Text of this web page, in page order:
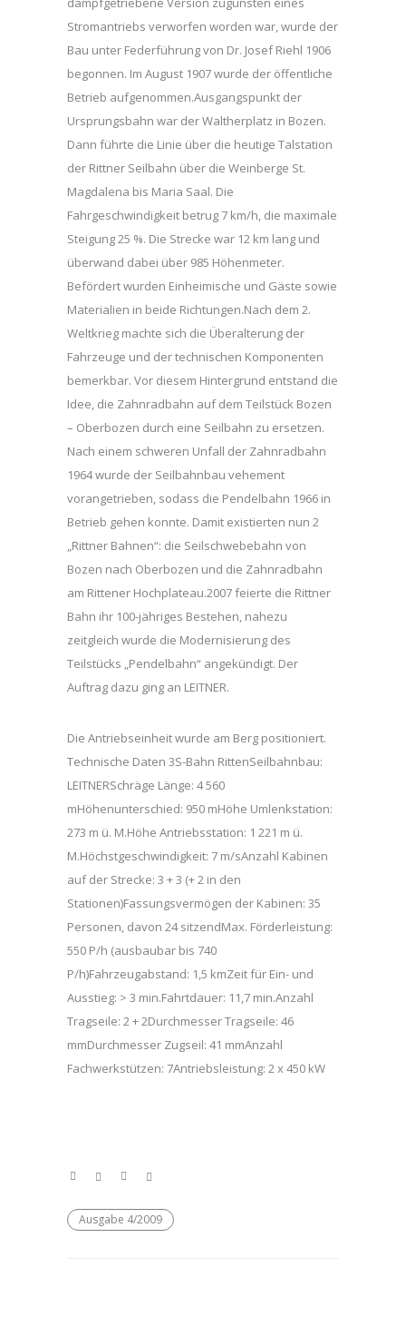
Stromantriebs verworfen worden war, wurde der
Bau unter Federführung von Dr. Josef Riehl 1906
begonnen. Im August 1907 wurde der öffentliche
Betrieb aufgenommen.Ausgangspunkt der
Ursprungsbahn war der Waltherplatz in Bozen.
Dann führte die Linie über die heutige Talstation
der Rittner Seilbahn über die Weinberge St.
Magdalena bis Maria Saal. Die
Fahrgeschwindigkeit betrug 7 km/h, die maximale
Steigung 25 %. Die Strecke war 12 km lang und
überwand dabei über 985 Höhenmeter.
Befördert wurden Einheimische und Gäste sowie
Materialien in beide Richtungen.Nach dem 2.
Weltkrieg machte sich die Überalterung der
Fahrzeuge und der technischen Komponenten
bemerkbar. Vor diesem Hintergrund entstand die
Idee, die Zahnradbahn auf dem Teilstück Bozen
– Oberbozen durch eine Seilbahn zu ersetzen.
Nach einem schweren Unfall der Zahnradbahn
1964 wurde der Seilbahnbau vehement
vorangetrieben, sodass die Pendelbahn 1966 in
Betrieb gehen konnte. Damit existierten nun 2
„Rittner Bahnen“: die Seilschwebebahn von
Bozen nach Oberbozen und die Zahnradbahn
am Rittener Hochplateau.2007 feierte die Rittner
Bahn ihr 100-jähriges Bestehen, nahezu
zeitgleich wurde die Modernisierung des
Teilstücks „Pendelbahn“ angekündigt. Der
Auftrag dazu ging an LEITNER.
Die Antriebseinheit wurde am Berg positioniert.
Technische Daten 3S-Bahn RittenSeilbahnbau:
LEITNERSchräge Länge: 4 560
mHöhenunterschied: 950 mHöhe Umlenkstation:
273 m ü. M.Höhe Antriebsstation: 1 221 m ü.
M.Höchstgeschwindigkeit: 7 m/sAnzahl Kabinen
auf der Strecke: 3 + 3 (+ 2 in den
Stationen)Fassungsvermögen der Kabinen: 35
Personen, davon 24 sitzendMax. Förderleistung:
550 P/h (ausbaubar bis 740
P/h)Fahrzeugabstand: 1,5 kmZeit für Ein- und
Ausstieg: > 3 min.Fahrtdauer: 11,7 min.Anzahl
Tragseile: 2 + 2Durchmesser Tragseile: 46
mmDurchmesser Zugseil: 41 mmAnzahl
Fachwerkstützen: 7Antriebsleistung: 2 x 450 kW
Ausgabe 4/2009